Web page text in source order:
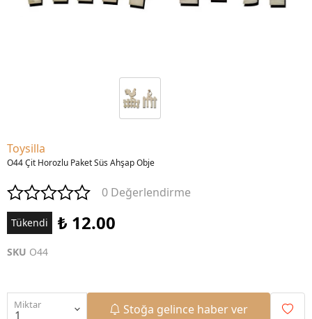
Toysilla
O44 Çit Horozlu Paket Süs Ahşap Obje
0 Değerlendirme
Tükendi ₺ 12.00
SKU O44
Miktar Stoğa gelince haber ver